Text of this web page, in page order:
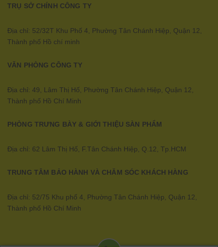
TRỤ SỞ CHÍNH CÔNG TY
Địa chỉ: 52/32T Khu Phố 4, Phường Tân Chánh Hiệp, Quận 12,
Thành phố Hồ chí minh
VĂN PHÒNG CÔNG TY
Địa chỉ: 49, Lâm Thị Hố, Phường Tân Chánh Hiệp, Quận 12,
Thành phố Hồ Chí Minh
PHÒNG TRƯNG BÀY & GIỚI THIỆU SÀN PHẨM
Địa chỉ: 62 Lâm Thị Hố, F.Tân Chánh Hiệp, Q.12, Tp.HCM
TRUNG TÂM BẢO HÀNH VÀ CHĂM SÓC KHÁCH HÀNG
Địa chỉ: 52/75 Khu phố 4, Phường Tân Chánh Hiệp, Quận 12,
Thành phố Hồ Chí Minh